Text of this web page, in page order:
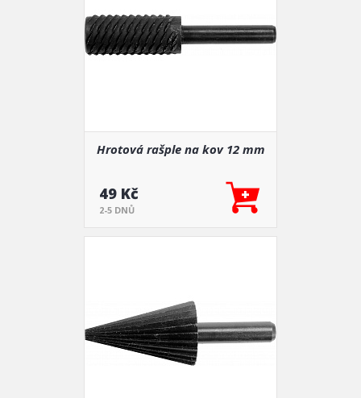
Hrotová rašple na kov 12 mm
49 Kč
2-5 DNŮ